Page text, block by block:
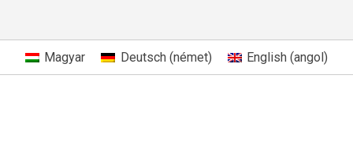
Magyar Deutsch(német) English (angol)